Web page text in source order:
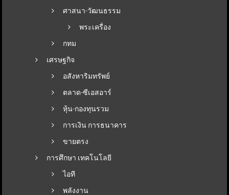
ศาสนา-วัฒนธรรม
พระเครื่อง
กทม
เศรษฐกิจ
อสังหาริมทรัพย์
ตลาด-ซีเอสอาร์
หุ้น-กองทุนรวม
การเงิน การธนาคาร
ขายตรง
การศึกษา เทคโนโลยี
ไอที
พลังงาน